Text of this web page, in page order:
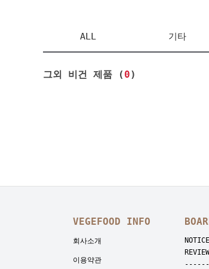
ALL 기타
그외 비건 제품 ( 0)
VEGEFOOD INFO
회사소개
이용약관
NOTICE
REVIEW